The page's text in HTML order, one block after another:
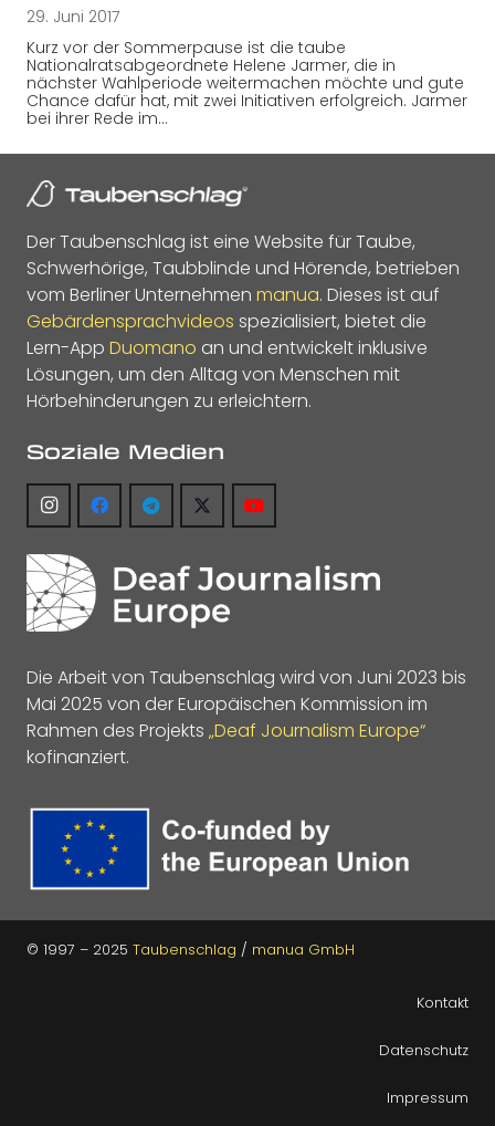
29. Juni 2017
Kurz vor der Sommerpause ist die taube
Nationalratsabgeordnete Helene Jarmer, die in
nächster Wahlperiode weitermachen möchte und gute
Chance dafür hat, mit zwei Initiativen erfolgreich. Jarmer
bei ihrer Rede im…
Der Taubenschlag ist eine Website für Taube,
Schwerhörige, Taubblinde und Hörende, betrieben
vom Berliner Unternehmen manua. Dieses ist auf
Gebärdensprachvideos spezialisiert, bietet die
Lern-App Duomano an und entwickelt inklusive
Lösungen, um den Alltag von Menschen mit
Hörbehinderungen zu erleichtern.
Soziale Medien
Die Arbeit von Taubenschlag wird von Juni 2023 bis
Mai 2025 von der Europäischen Kommission im
Rahmen des Projekts „Deaf Journalism Europe“
kofinanziert.
© 1997 – 2025 Taubenschlag / manua GmbH
Kontakt
Datenschutz
Impressum